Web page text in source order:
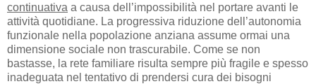
continuativa a causa dell’impossibilità nel portare avanti le
attività quotidiane. La progressiva riduzione dell’autonomia
funzionale nella popolazione anziana assume ormai una
dimensione sociale non trascurabile. Come se non
bastasse, la rete familiare risulta sempre più fragile e spesso
inadeguata nel tentativo di prendersi cura dei bisogni